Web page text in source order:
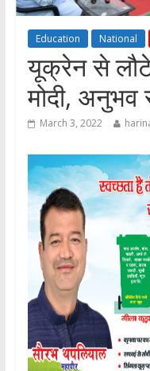
Education National
यूक्रेन से लौटे
मोदी, अनुभव
March 3, 2022